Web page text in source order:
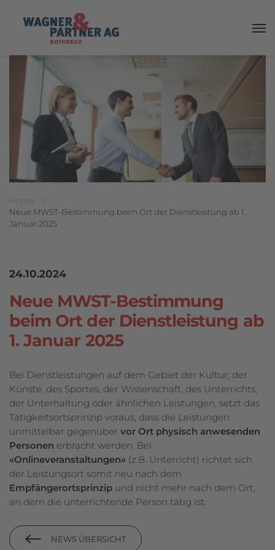
Breadcrumbnavigation
Sie befinden sich hier:
Home
Neue MWST-Bestimmung beim Ort der Dienstleistung ab 1.
Januar 2025
24.10.2024
Neue MWST-Bestimmung
beim Ort der Dienstleistung ab
1. Januar 2025
Bei Dienstleistungen auf dem Gebiet der Kultur, der
Künste, des Sportes, der Wissenschaft, des Unterrichts,
der Unterhaltung oder ähnlichen Leistungen, setzt das
Tätigkeitsortsprinzip voraus, dass die Leistungen
unmittelbar gegenüber vor Ort physisch anwesenden
Personen erbracht werden. Bei
«Onlineveranstaltungen» (z.B. Unterricht) richtet sich
der Leistungsort somit neu nach dem
Empfängerortsprinzip und nicht mehr nach dem Ort,
an dem die unterrichtende Person tätig ist.
NEWS ÜBERSICHT